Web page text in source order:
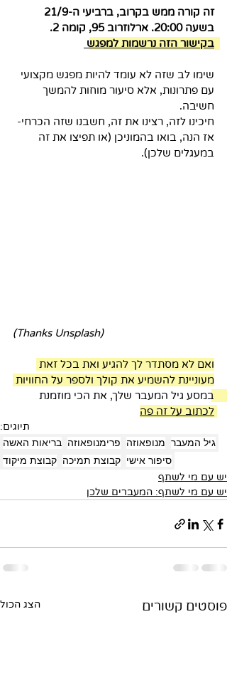
בשעה 20:00. ארלוזרוב 95, קומה 2.
בקישור הזה נרשמות למפגש
שימו לב שזה לא עומד להיות מפגש מקצועי
עם פתרונות, אלא סיעור מוחות להמשך
חשיבה.
חיכינו לזה, רצינו את זה, חשבנו שזה הכרחי-
אז הנה, בואו בהמוניכן (או תפיצו את זה
במעגלים שלכן).
(Thanks Unsplash)
ואם לא מסתדר לך להגיע ואת בכל זאת
מעוניינת להשמיע את קולך ולספר על החוויות
במסע גיל המעבר שלך, את הכי מוזמנת
לכתוב על זה פה
תיוגים:
גיל המעבר מנופאוזה פרימנופאוזה בריאות האשה
סיפור אישי קבוצת תמיכה קבוצת מיקוד
יש עם מי לשתף
יש עם מי לשתף: המעברים שלכן
פוסטים קשורים הצג הכול